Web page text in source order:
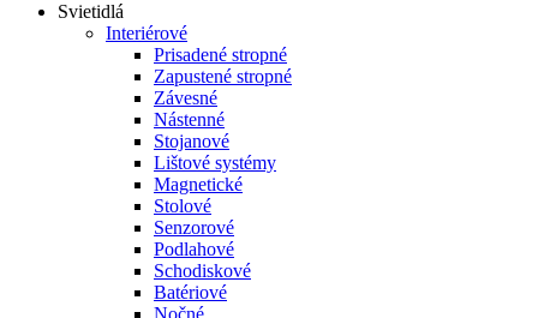
Svietidlá
Interiérové
Prisadené stropné
Zapustené stropné
Závesné
Nástenné
Stojanové
Lištové systémy
Magnetické
Stolové
Senzorové
Podlahové
Schodiskové
Batériové
Nočné